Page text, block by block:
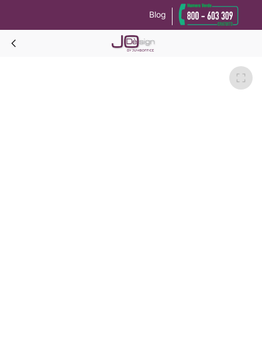
Blog
Informativa sulla raccolta
Le tue preferenze relative alla privacy